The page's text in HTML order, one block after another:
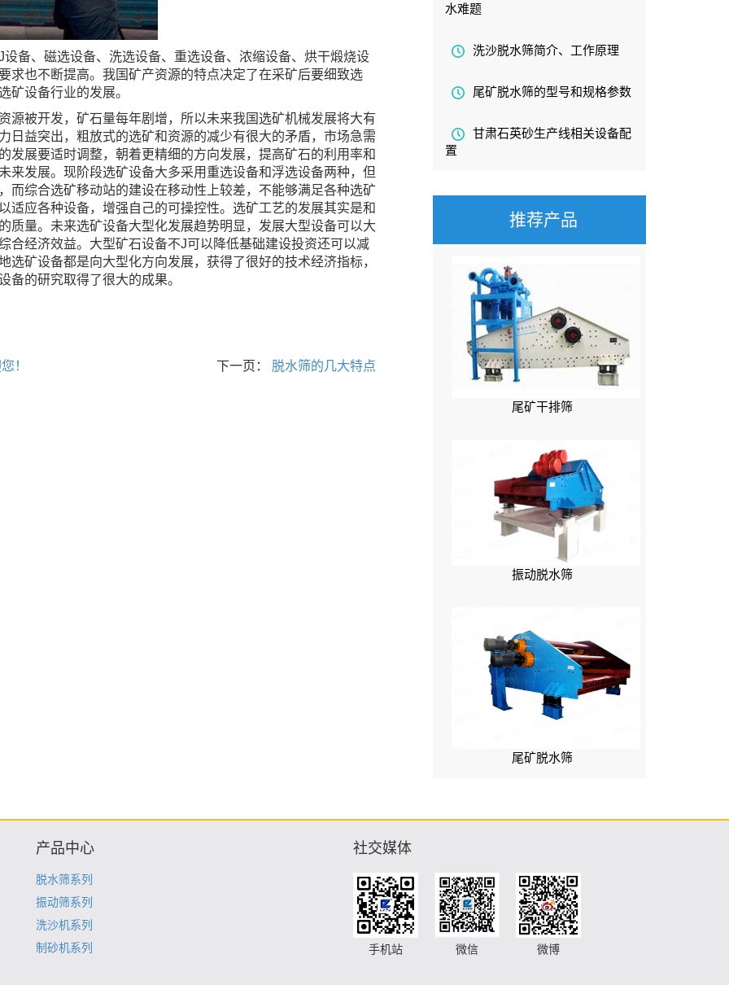
备、磁选设备、洗选设备、重选设备、浓缩设备、烘干煅烧设
求也不断提高。我国矿产资源的特点决定了在采矿后要细致选
矿设备行业的发展。
源被开发，矿石量每年剧增，所以未来我国选矿机械发展将大有
日益突出，粗放式的选矿和资源的减少有很大的矛盾，市场急需
发展要适时调整，朝着更精细的方向发展，提高矿石的利用率和
来发展。现阶段选矿设备大多采用重选设备和浮选设备两种，但
而综合选矿移动站的建设在移动性上较差，不能够满足各种选矿
适应各种设备，增强自己的可操控性。选矿工艺的发展其实是和
质量。未来选矿设备大型化发展趋势明显，发展大型设备可以大
合经济效益。大型矿石设备不J可以降低基础建设投资还可以减
矿设备都是向大型化方向发展，获得了很好的技术经济指标，
备的研究取得了很大的成果。
！ 下一页： 脱水筛的几大特点
水难题
洗沙脱水筛简介、工作原理
尾矿脱水筛的型号和规格参数
甘肃石英砂生产线相关设备配
置
推荐产品
尾矿干排筛
振动脱水筛
尾矿脱水筛
产品中心
脱水筛系列
振动筛系列
洗沙机系列
制砂机系列
社交媒体
手机站 微信 微博